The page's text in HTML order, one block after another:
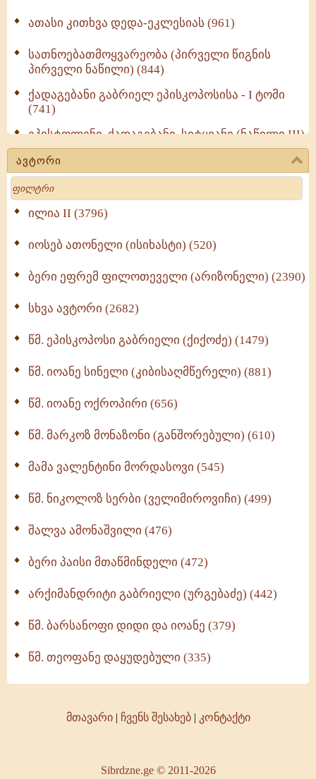
ათასი კითხვა დედა-ეკლესიას (961)
სათნოებათმოყვარეობა (პირველი წიგნის
პირველი ნაწილი) (844)
ქადაგებანი გაბრიელ ეპისკოპოსისა - I ტომი
(741)
ეპისტოლენი, ქადაგებანი, სიტყვანი (ნაწილი III)
(723)
მოძღვრის ძალზე სასარგებლო რჩევები
მრევლისათვის (545)
Wisdomge (514)
ქადაგებანი გაბრიელ ეპისკოპოსისა - II ტომი
სულიერი ცხოვრების სახელმძღვანელო -
ნაწილი II (369)
ავტორი
Search
ილია II (3796)
იოსებ ათონელი (ისიხასტი) (520)
ბერი ეფრემ ფილოთეველი (არიზონელი) (2390)
სხვა ავტორი (2682)
წმ. ეპისკოპოსი გაბრიელი (ქიქოძე) (1479)
წმ. იოანე სინელი (კიბისაღმწერელი) (881)
წმ. იოანე ოქროპირი (656)
წმ. მარკოზ მონაზონი (განშორებული) (610)
მამა ვალენტინი მორდასოვი (545)
წმ. ნიკოლოზ სერბი (ველიმიროვიჩი) (499)
შალვა ამონაშვილი (476)
ბერი პაისი მთაწმინდელი (472)
არქიმანდრიტი გაბრიელი (ურგებაძე) (442)
წმ. ბარსანოფი დიდი და იოანე (379)
წმ. თეოფანე დაყუდებული (335)
მთავარი| ჩვენს შესახებ| კონტაქტი
Sibrdzne.ge © 2011-2026